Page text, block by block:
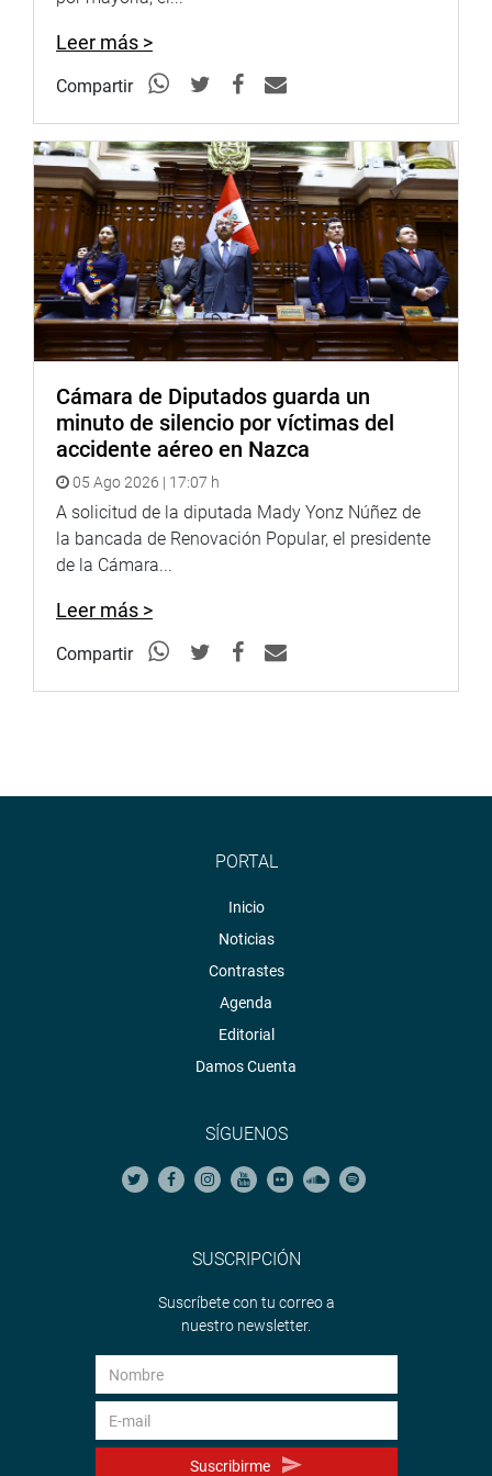
Leer más >
Compartir
Cámara de Diputados guarda un
minuto de silencio por víctimas del
accidente aéreo en Nazca
05 Ago 2026 | 17:07 h
A solicitud de la diputada Mady Yonz Núñez de
la bancada de Renovación Popular, el presidente
de la Cámara...
Leer más >
Compartir
PORTAL
Inicio
Noticias
Contrastes
Agenda
Editorial
Damos Cuenta
SÍGUENOS
SUSCRIPCIÓN
Suscríbete con tu correo a
nuestro newsletter.
Suscribirme